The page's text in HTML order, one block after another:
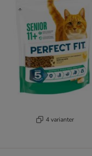
4 varianter